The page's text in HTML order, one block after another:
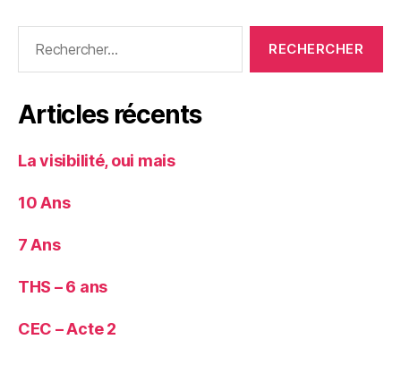
Articles récents
La visibilité, oui mais
10 Ans
7 Ans
THS – 6 ans
CEC – Acte 2